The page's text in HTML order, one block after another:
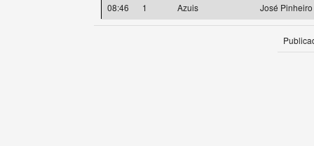
08:46
1 Azuis José Pinheiro